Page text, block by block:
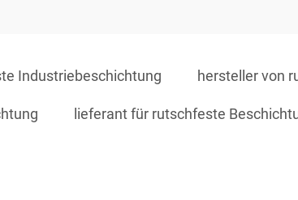
Industriebeschichtung hersteller von
lieferant für rutschfeste